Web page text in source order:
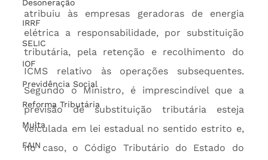
Desoneração
IRRF
SELIC
IOF
Previdência Social
Reforma Tributária
Multa
FAIN
atribuiu às empresas geradoras de energia
elétrica a responsabilidade, por substituição
tributária, pela retenção e recolhimento do
ICMS relativo às operações subsequentes.
Segundo o Ministro, é imprescindível que a
previsão de substituição tributária esteja
veiculada em lei estadual no sentido estrito e,
no caso, o Código Tributário do Estado do